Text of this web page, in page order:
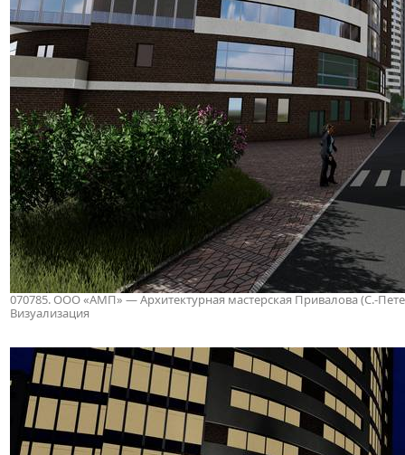
070785. ООО «АМП» — Архитектурная мастерская Привалова (С.-
Визуализация